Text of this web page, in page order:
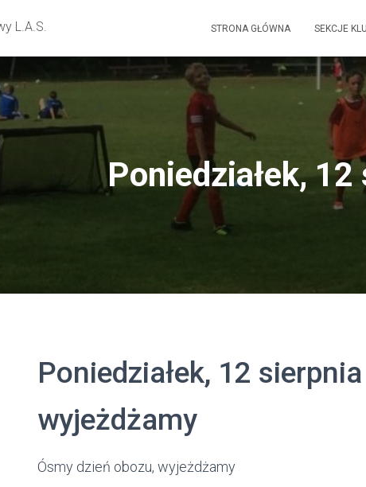
L.A.S. STRONA GŁÓWNA SEKCJE
Poniedziałek,
Poniedziałek, 12
wyjeżdżamy
Ósmy dzień obozu, wyjeżdżamy